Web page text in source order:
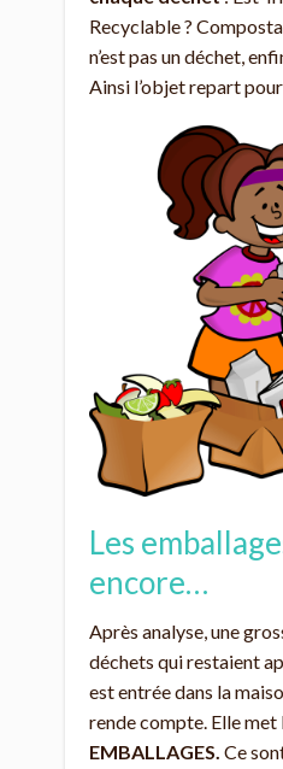
Recyclable ?
n’est pas un déchet,
Ainsi l’objet repart
Les
encore…
Après analyse, une
déchets qui restaient
est entrée dans la
rende compte. Elle
EMBALLAGES. Ce